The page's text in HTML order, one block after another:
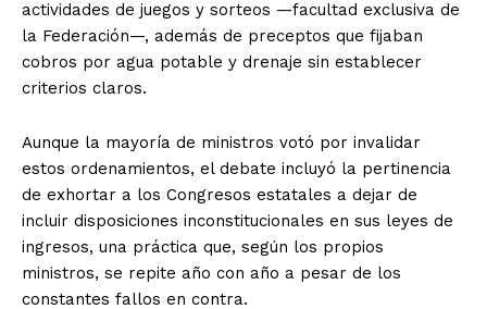
actividades de juegos y sorteos —facultad exclusiva de
la Federación—, además de preceptos que fijaban
cobros por agua potable y drenaje sin establecer
criterios claros.
Aunque la mayoría de ministros votó por invalidar
estos ordenamientos, el debate incluyó la pertinencia
de exhortar a los Congresos estatales a dejar de
incluir disposiciones inconstitucionales en sus leyes de
ingresos, una práctica que, según los propios
ministros, se repite año con año a pesar de los
constantes fallos en contra.